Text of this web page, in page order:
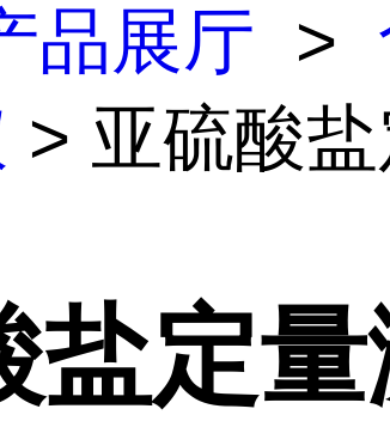
品展厅 >
> 亚硫酸盐
盐定